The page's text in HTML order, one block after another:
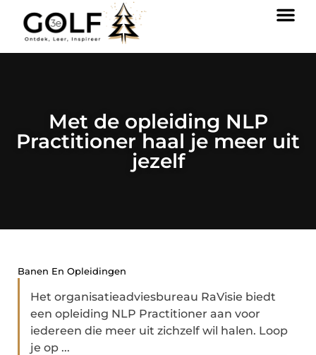
Met de opleiding NLP
Practitioner haal je meer uit
jezelf
Banen En Opleidingen
Het organisatieadviesbureau RaVisie biedt
een opleiding NLP Practitioner aan voor
iedereen die meer uit zichzelf wil halen. Loop
je op ...